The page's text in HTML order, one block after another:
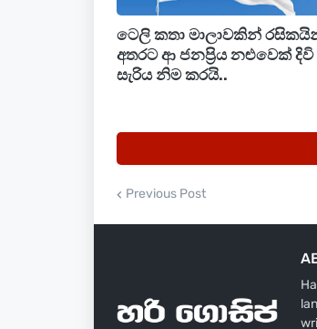
ටෙලි කතා මාලාවකින්
අතරට ආ ජනප්‍රිය නළුවෙක් දිවි
සැරිය නිම කරයි..
Previous Post